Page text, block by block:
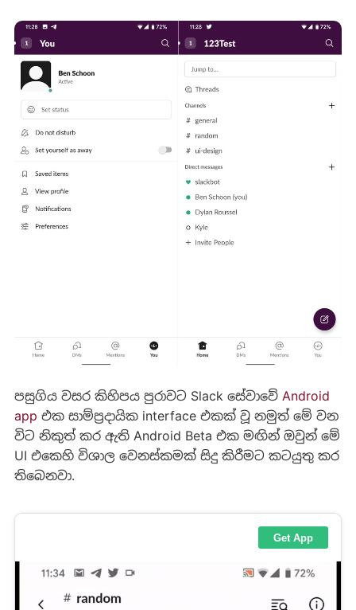
පසුගිය වසර කිහිපය පුරාවට Slack සේවාවේ Android
app එක සාම්ප්‍රදායික interface එකක් වූ නමුත් මේ වන
විට නිකුත් කර ඇති Android Beta එක මඟින් ඔවුන් මේ
UI එකෙහි විශාල වෙනස්කමක් සිදු කිරීමට කටයුතු කර
තිබෙනවා.